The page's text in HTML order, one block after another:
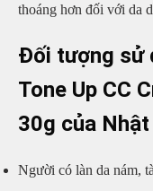
thoáng hơn đối với da
Đối tượng sử
Tone Up CC
30g của Nhật
Người có làn da nám,